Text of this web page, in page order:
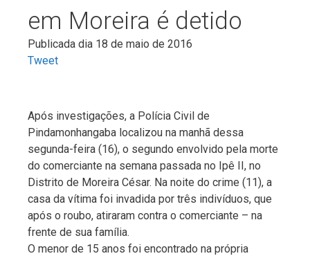
em Moreira é detido
Publicada dia 18 de maio de 2016
Tweet
Após investigações, a Polícia Civil de
Pindamonhangaba localizou na manhã dessa
segunda-feira (16), o segundo envolvido pela morte
do comerciante na semana passada no Ipê II, no
Distrito de Moreira César. Na noite do crime (11), a
casa da vítima foi invadida por três indivíduos, que
após o roubo, atiraram contra o comerciante – na
frente de sua família.
O menor de 15 anos foi encontrado na própria